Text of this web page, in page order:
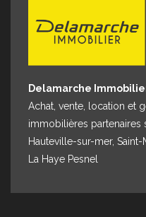
Delamarche
Achat, vente, location et
immobilières partenaires
Hauteville-sur-mer,
La Haye Pesnel